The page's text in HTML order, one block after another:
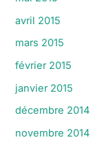
avril 2015
mars 2015
février 2015
janvier 2015
décembre 2014
novembre 2014